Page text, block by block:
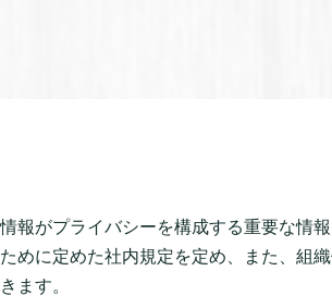
報がプライバシーを構成する重要な情
めに定めた社内規定を定め、また、組
ます。